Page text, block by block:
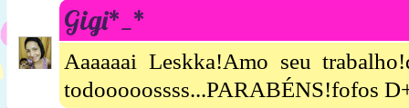
Gigi*_*
Aaaaaai Leskka!Amo seu
todooooossss...PARABÉNS!fofos